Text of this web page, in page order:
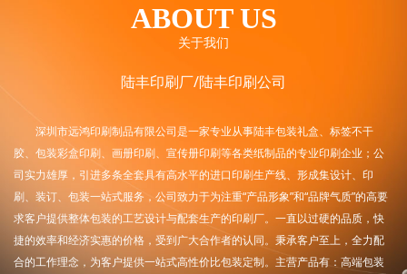
ABOUT US
关于我们
陆丰印刷厂/陆丰印刷公司
深圳市远鸿印刷制品有限公司是一家专业从事陆丰包装礼盒、标签不干
胶、包装彩盒印刷、画册印刷、宣传册印刷等各类纸制品的专业印刷企业；公
司实力雄厚，引进多条全套具有高水平的进口印刷生产线、形成集设计、印
刷、装订、包装一站式服务，公司致力于为注重“产品形象”和“品牌气质”的高要
求客户提供整体包装的工艺设计与配套生产的印刷厂。一直以过硬的品质，快
捷的效率和经济实惠的价格，受到广大合作者的认同。秉承客户至上，全力配
合的工作理念，为客户提供一站式高性价比包装定制。主营产品有：高端包装